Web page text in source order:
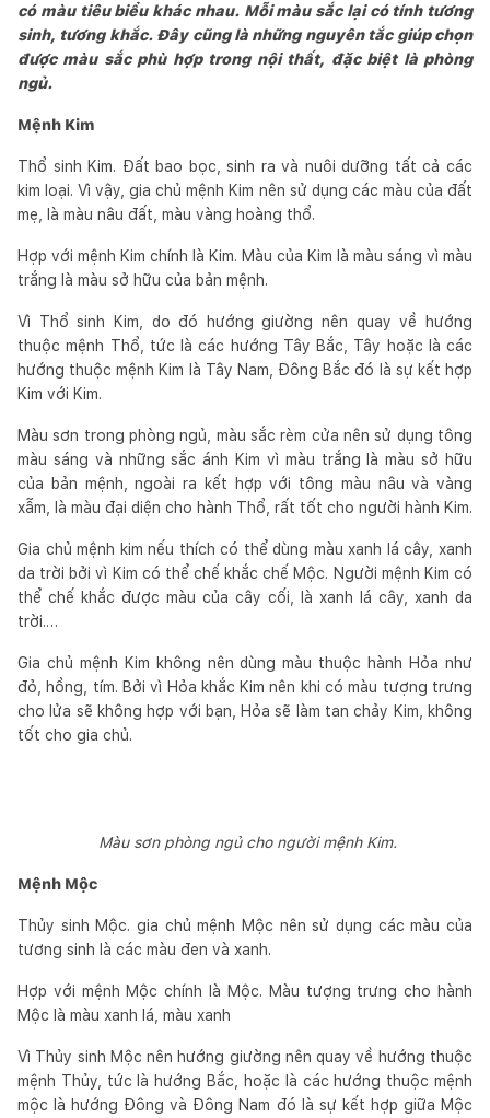
có màu tiêu biểu khác nhau. Mỗi màu sắc lại có tính tương
sinh, tương khắc. Đây cũng là những nguyên tắc giúp chọn
được màu sắc phù hợp trong nội thất, đặc biệt là phòng
ngủ.
Mệnh Kim
Thổ sinh Kim. Đất bao bọc, sinh ra và nuôi dưỡng tất cả các
kim loại. Vì vậy, gia chủ mệnh Kim nên sử dụng các màu của đất
mẹ, là màu nâu đất, màu vàng hoàng thổ.
Hợp với mệnh Kim chính là Kim. Màu của Kim là màu sáng vì màu
trắng là màu sở hữu của bản mệnh.
Vì Thổ sinh Kim, do đó hướng giường nên quay về hướng
thuộc mệnh Thổ, tức là các hướng Tây Bắc, Tây hoặc là các
hướng thuộc mệnh Kim là Tây Nam, Đông Bắc đó là sự kết hợp
Kim với Kim.
Màu sơn trong phòng ngủ, màu sắc rèm cửa nên sử dụng tông
màu sáng và những sắc ánh Kim vì màu trắng là màu sở hữu
của bản mệnh, ngoài ra kết hợp với tông màu nâu và vàng
xẫm, là màu đại diện cho hành Thổ, rất tốt cho người hành Kim.
Gia chủ mệnh kim nếu thích có thể dùng màu xanh lá cây, xanh
da trời bởi vì Kim có thể chế khắc chế Mộc. Người mệnh Kim có
thể chế khắc được màu của cây cối, là xanh lá cây, xanh da
trời.…
Gia chủ mệnh Kim không nên dùng màu thuộc hành Hỏa như
đỏ, hồng, tím. Bởi vì Hỏa khắc Kim nên khi có màu tượng trưng
cho lửa sẽ không hợp với bạn, Hỏa sẽ làm tan chảy Kim, không
tốt cho gia chủ.
Màu sơn phòng ngủ cho người mệnh Kim.
Mệnh Mộc
Thủy sinh Mộc. gia chủ mệnh Mộc nên sử dụng các màu của
tương sinh là các màu đen và xanh.
Hợp với mệnh Mộc chính là Mộc. Màu tượng trưng cho hành
Mộc là màu xanh lá, màu xanh
Vì Thủy sinh Mộc nên hướng giường nên quay về hướng thuộc
mệnh Thủy, tức là hướng Bắc, hoặc là các hướng thuộc mệnh
mộc là hướng Đông và Đông Nam đó là sự kết hợp giữa Mộc